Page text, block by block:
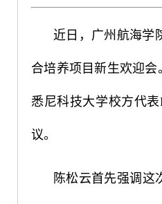
近日，广州航海学
合培养项目新生欢迎
悉尼科技大学校方代
议。
陈松云首先强调这